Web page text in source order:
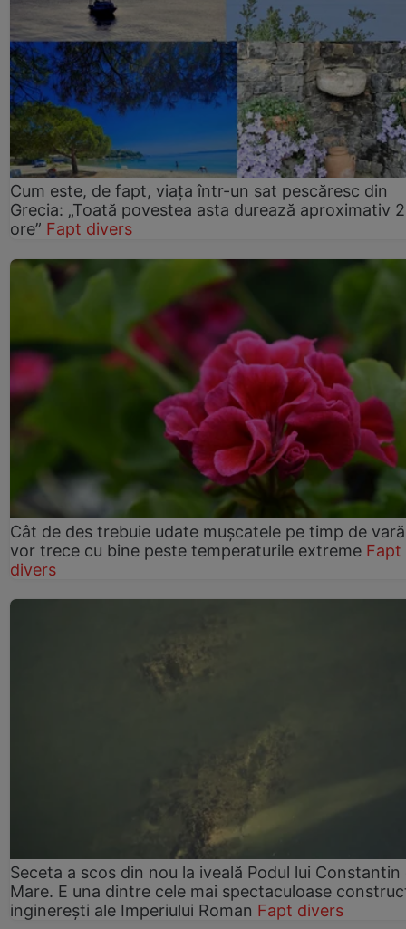
Cum este, de fapt, viața într-un sat pescăresc din
Grecia: „Toată povestea asta durează aproximativ
ore” Fapt divers
Cât de des trebuie udate mușcatele pe timp de
vor trece cu bine peste temperaturile extreme Fapt
divers
Seceta a scos din nou la iveală Podul lui Constantin
Mare. E una dintre cele mai spectaculoase
inginerești ale Imperiului Roman Fapt divers